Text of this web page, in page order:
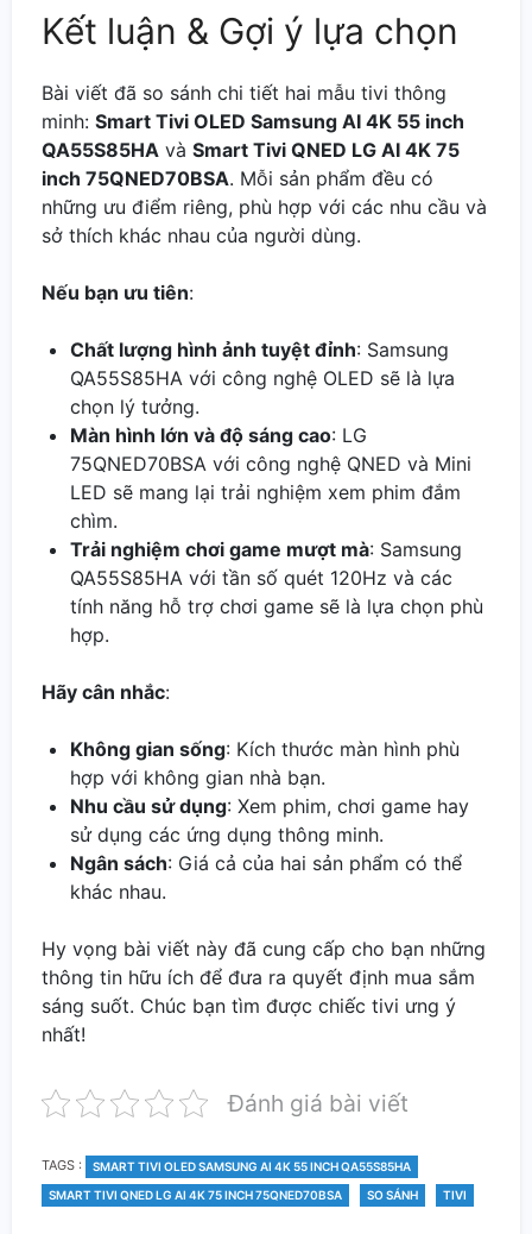
Kết luận & Gợi ý lựa chọn
Bài viết đã so sánh chi tiết hai mẫu tivi thông
minh: Smart Tivi OLED Samsung AI 4K 55 inch
QA55S85HA và Smart Tivi QNED LG AI 4K 75
inch 75QNED70BSA. Mỗi sản phẩm đều có
những ưu điểm riêng, phù hợp với các nhu cầu và
sở thích khác nhau của người dùng.
Nếu bạn ưu tiên:
Chất lượng hình ảnh tuyệt đỉnh: Samsung
QA55S85HA với công nghệ OLED sẽ là lựa
chọn lý tưởng.
Màn hình lớn và độ sáng cao: LG
75QNED70BSA với công nghệ QNED và Mini
LED sẽ mang lại trải nghiệm xem phim đắm
chìm.
Trải nghiệm chơi game mượt mà: Samsung
QA55S85HA với tần số quét 120Hz và các
tính năng hỗ trợ chơi game sẽ là lựa chọn phù
hợp.
Hãy cân nhắc:
Không gian sống: Kích thước màn hình phù
hợp với không gian nhà bạn.
Nhu cầu sử dụng: Xem phim, chơi game hay
sử dụng các ứng dụng thông minh.
Ngân sách: Giá cả của hai sản phẩm có thể
khác nhau.
Hy vọng bài viết này đã cung cấp cho bạn những
thông tin hữu ích để đưa ra quyết định mua sắm
sáng suốt. Chúc bạn tìm được chiếc tivi ưng ý
nhất!
Đánh giá bài viết
TAGS : TAGS
SMART TIVI OLED SAMSUNG AI 4K 55 INCH QA55S85HA
SMART TIVI QNED LG AI 4K 75 INCH 75QNED70BSA
SO SÁNH TIVI